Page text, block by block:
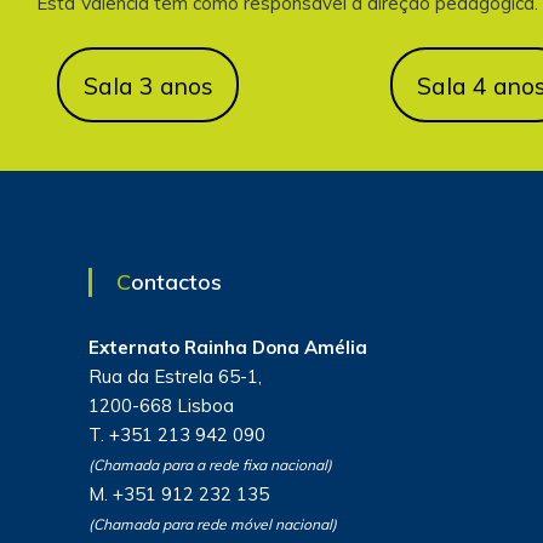
Sala 3 anos Sala 4
Contactos
Externato Rainha Dona Amélia
Rua da Estrela 65-1,
1200-668 Lisboa
T. +351 213 942 090
(Chamada para a rede fixa nacional)
M. +351 912 232 135
(Chamada para rede móvel nacional)